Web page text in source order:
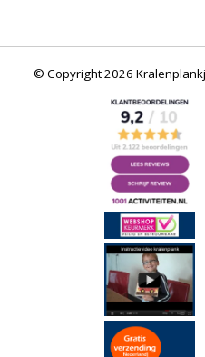
© Copyright 2026